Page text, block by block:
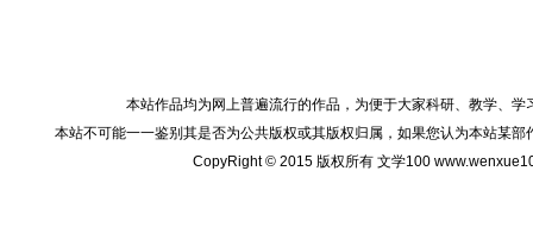
本站作品均为网上普遍流行的作品，为便于大家科研、教学、
本站不可能一一鉴别其是否为公共版权或其版权归属，如果您认为本站某
CopyRight © 2015 版权所有 文学100